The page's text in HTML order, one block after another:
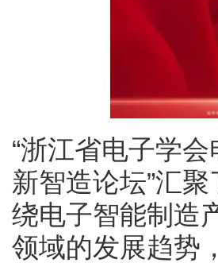
“浙江省电子学
新智造论坛”汇
绕电子智能制造
领域的发展趋势